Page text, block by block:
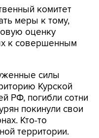
комитет
меры к тому,
оценку
к совершенным
силы
Курской
РФ, погибли сотни
покинули свои
Кто-то
территории.